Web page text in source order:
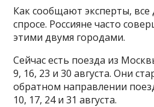
Как сообщают эксперты,
спросе. Россияне часто
этими двумя городами.
Сейчас есть поезда из
9, 16, 23 и 30 августа. Они
обратном направлении
10, 17, 24 и 31 августа.